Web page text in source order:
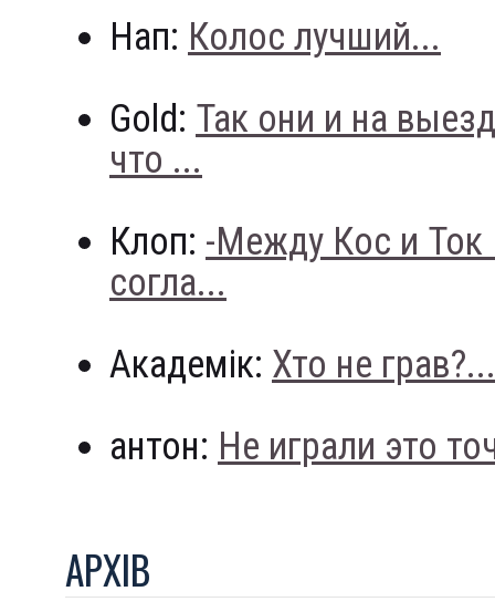
Нап: Колос лучший...
Gold: Так они и на
что ...
Клоп: -Между Кос и
согла...
Академік: Хто не грав?...
антон: Не играли это
АРХIВ